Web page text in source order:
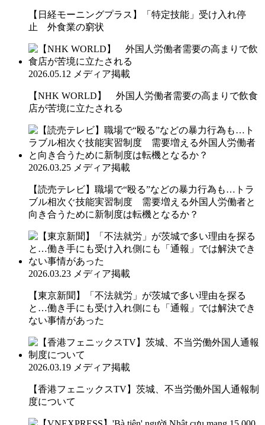
【日経モーニングプラス】「特定技能」受け入れ停
止 外食業の窮状
2026.05.12 メディア掲載
【NHK WORLD】 外国人労働者需要の高まりで飲食
店が苦境に立たされる
2026.03.25 メディア掲載
【読売テレビ】職場で“殴る”などの暴力行為も…トラ
ブル相次ぐ技能実習制度 需要増える外国人労働者と
向き合うために新制度は転機となるか？
2026.03.23 メディア掲載
【東京新聞】「不法就労」が茨城で多い理由を探る
と…働き手にも受け入れ側にも「通報」では解決でき
ない事情があった
2026.03.19 メディア掲載
【香港フェニックスTV】茨城、不当労働外国人通報制
度について